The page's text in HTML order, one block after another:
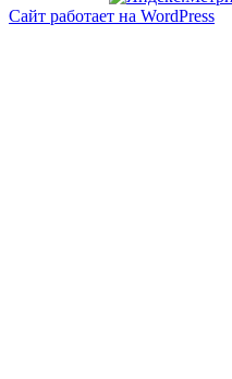
Сайт работает на WordPress